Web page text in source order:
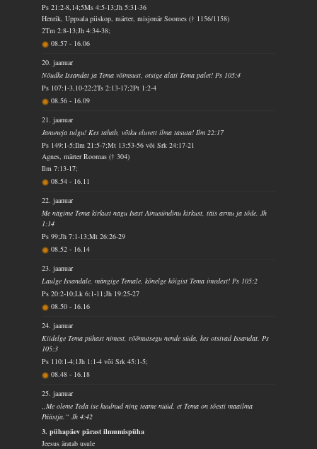
Ps 21:2-8,14;5Ms 4:5-13;Jh 5:31-36
Henrik, Uppsala piiskop, märter, misjonär Soomes († 1156/1158)
2Tm 2:8-13;Jh 4:34-38;
08.57- 16.06
20. jaanuar
Nõudke Issandat ja Tema võimsust, otsige alati Tema palet! Ps 105:4
Ps 107:1-3,10-22;2Ts 2:13-17;2Pt 1:2-4
08.56- 16.09
21. jaanuar
Januneja tulgu! Kes tahab, võtku eluvett ilma tasuta! Ilm 22:17
Ps 149:1-5;Ilm 21:5-7;Mt 13:53-56 või Srk 24:17-21
Agnes, märter Roomas († 304)
Ilm 7:13-17;
08.54- 16.11
22. jaanuar
Me nägime Tema kirkust nagu Isast Ainusündinu kirkust, täis armu ja tõde. Jh
1:14
Ps 99;Jh 7:1-13;Mt 26:26-29
08.52- 16.14
23. jaanuar
Laulge Issandale, mängige Temale, kõnelge kõigist Tema imedest! Ps 105:2
Ps 20:2-10;Lk 6:1-11;Jh 19:25-27
08.50- 16.16
24. jaanuar
Kiidelge Tema pühast nimest, rõõmutsegu nende süda, kes otsivad Issandat. Ps
105:3
Ps 110:1-4;1Jh 1:1-4 või Srk 45:1-5;
08.48- 16.18
25. jaanuar
„Me oleme Teda ise kuulnud ning teame nüüd, et Tema on tõesti maailma
Päästja.“ Jh 4:42
3. pühapäev pärast ilmumispüha
Jeesus äratab usule